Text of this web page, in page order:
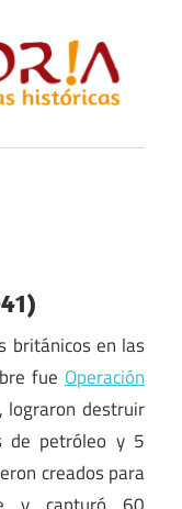
británicos en las
fue Operación
lograron destruir
de petróleo y 5
creados para